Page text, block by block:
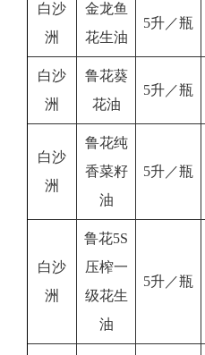
白沙
洲
金龙鱼
花生油
5升／瓶
白沙
洲
鲁花葵
花油
5升／瓶
白沙
洲
鲁花纯
香菜籽
油
5升／瓶
白沙
洲
鲁花5S
压榨一
级花生
油
5升／瓶